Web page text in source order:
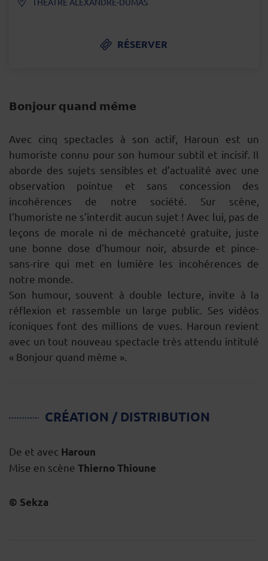
RÉSERVER
𝗕𝗼𝗻𝗷𝗼𝘂𝗿 𝗾𝘂𝗮𝗻𝗱 𝗺𝗲̂𝗺𝗲
DESCRIPTION
Avec cinq spectacles à son actif, Haroun est un
humoriste connu pour son humour subtil et incisif. Il
aborde des sujets sensibles et d’actualité avec une
observation pointue et sans concession des
incohérences de notre société. Sur scène,
l’humoriste ne s’interdit aucun sujet ! Avec lui, pas de
leçons de morale ni de méchanceté gratuite, juste
une bonne dose d’humour noir, absurde et pince-
sans-rire qui met en lumière les incohérences de
notre monde.
Son humour, souvent à double lecture, invite à la
réflexion et rassemble un large public. Ses vidéos
iconiques font des millions de vues. Haroun revient
avec un tout nouveau spectacle très attendu intitulé
« Bonjour quand même ».
CRÉATION / DISTRIBUTION
De et avec Haroun
Mise en scène Thierno Thioune
© Sekza